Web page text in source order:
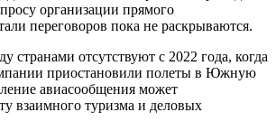
организации прямого
переговоров пока не раскрываются.
странами отсутствуют с 2022 года, когда
приостановили полеты в Южную
авиасообщения может
взаимного туризма и деловых